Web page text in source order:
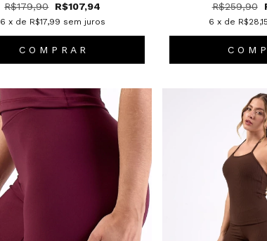
R$179,90 R$107,94
6 x de R$17,99 sem juros
C O M P R A R
R$259,90
6 x de R$28,15
C O M